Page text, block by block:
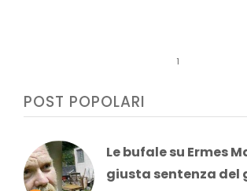
1
POST POPOLARI
Le bufale su Ermes
giusta sentenza del